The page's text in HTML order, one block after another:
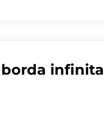
infinita